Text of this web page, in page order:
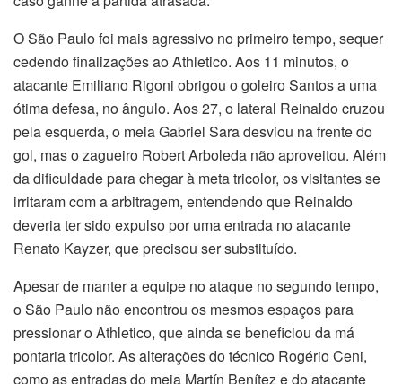
O São Paulo foi mais agressivo no primeiro tempo, sequer
cedendo finalizações ao Athletico. Aos 11 minutos, o
atacante Emiliano Rigoni obrigou o goleiro Santos a uma
ótima defesa, no ângulo. Aos 27, o lateral Reinaldo cruzou
pela esquerda, o meia Gabriel Sara desviou na frente do
gol, mas o zagueiro Robert Arboleda não aproveitou. Além
da dificuldade para chegar à meta tricolor, os visitantes se
irritaram com a arbitragem, entendendo que Reinaldo
deveria ter sido expulso por uma entrada no atacante
Renato Kayzer, que precisou ser substituído.
Apesar de manter a equipe no ataque no segundo tempo,
o São Paulo não encontrou os mesmos espaços para
pressionar o Athletico, que ainda se beneficiou da má
pontaria tricolor. As alterações do técnico Rogério Ceni,
como as entradas do meia Martín Benítez e do atacante